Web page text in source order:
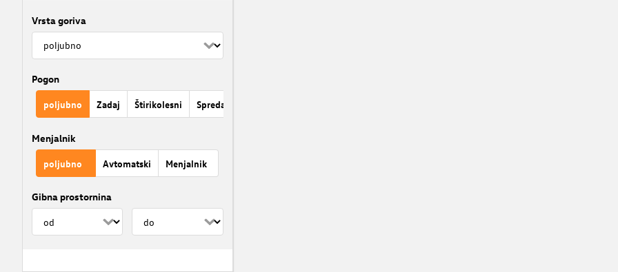
Vrsta goriva
Pogon
poljubno Zadaj Štirikolesni Spredaj
Menjalnik
poljubno Avtomatski Menjalnik
Gibna prostornina